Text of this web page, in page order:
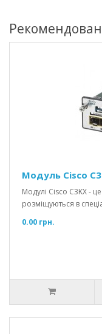
Модуль Cisco
Модулі Cisco C3KX -
розміщуються в
0.00 грн.